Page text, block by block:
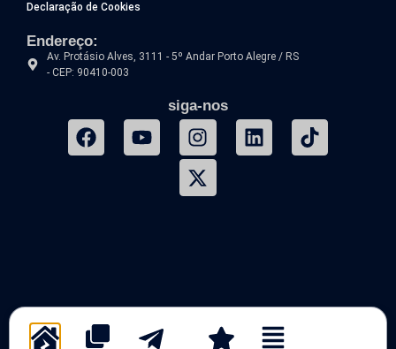
Declaração de Cookies
Endereço:
Av. Protásio Alves, 3111 - 5º Andar Porto Alegre / RS
- CEP: 90410-003
siga-nos